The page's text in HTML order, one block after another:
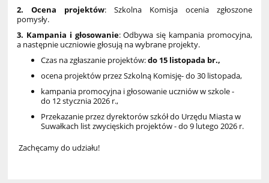
2. Ocena projektów: Szkolna Komisja ocenia zgłoszone
pomysły.
3. Kampania i głosowanie: Odbywa się kampania promocyjna,
a następnie uczniowie głosują na wybrane projekty.
Czas na zgłaszanie projektów:do 15 listopada br.,
ocena projektów przez Szkolną Komisję- do 30 listopada,
kampania promocyjna i głosowanie uczniów w szkole -
do 12 stycznia 2026 r.,
Przekazanie przez dyrektorów szkół do Urzędu Miasta w
Suwałkach list zwycięskich projektów - do 9 lutego 2026 r.
Zachęcamy do udziału!